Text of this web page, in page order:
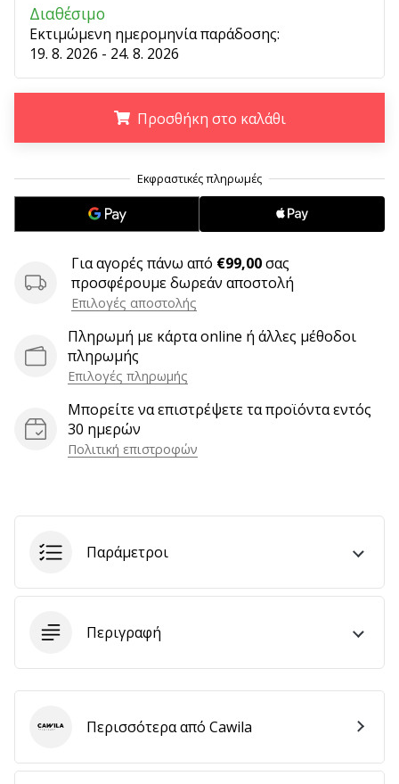
Έχετε
τον
δικό
ιστότοπο,
στο
συζητήσεων;
να
αποφέρουν
έσοδα.
…
Εμφάνιση
όλων
Διαθέσιμο
Εκτιμώμενη ημερομηνία παράδοσης:
19. 8. 2026 - 24. 8. 2026
Προσθήκη στο καλάθι
Για αγορές πάνω από €99,00σας
προσφέρουμε δωρεάν αποστολή
Επιλογές αποστολής
Πληρωμή με κάρτα online ή άλλες μέθοδοι
πληρωμής
Επιλογές πληρωμής
Μπορείτε να επιστρέψετε τα προϊόντα εντός
30 ημερών
Πολιτική επιστροφών
Παράμετροι
Περιγραφή
CawilaΠερισσότερα από Cawila